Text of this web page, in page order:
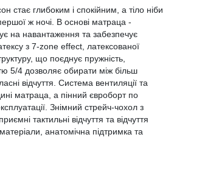
стає глибоким і спокійним, а тіло ніби
ж ночі. В основі матраца -
на навантаження та забезпечує
з 7-zone effect, латексованої
що поєднує пружність,
5/4 дозволяє обирати між більш
відчуття. Система вентиляції та
матраца, а пінний євроборт по
Знімний стрейч-чохол з
тактильні відчуття та відчуття
анатомічна підтримка та